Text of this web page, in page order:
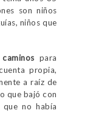
son niños
niños que
para
propia,
a raíz de
que bajó con
no había